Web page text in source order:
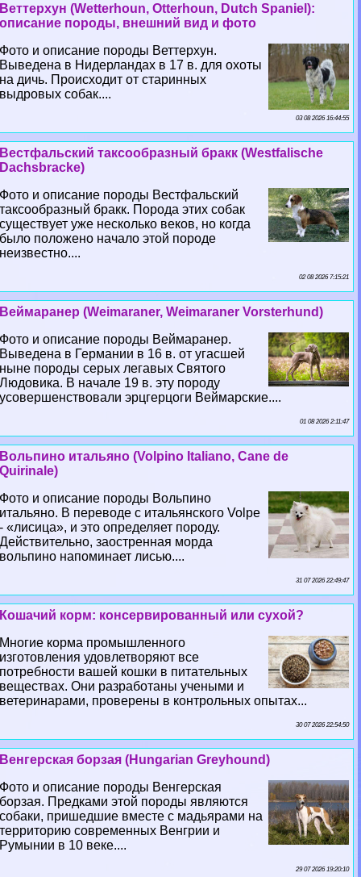
Веттерхун (Wetterhoun, Otterhoun, Dutch Spaniel):
описание породы, внешний вид и фото
Фото и описание породы Веттерхун.
Выведена в Нидерландах в 17 в. для охоты
на дичь. Происходит от старинных
выдровых собак....
03 08 2026 16:44:55
Вестфальский таксообразный бpaкк (Westfalische
Dachsbracke)
Фото и описание породы Вестфальский
таксообразный бpaкк. Порода этих собак
существует уже несколько веков, но когда
было положено начало этой породе
неизвестно....
02 08 2026 7:15:21
Веймаранер (Weimaraner, Weimaraner Vorsterhund)
Фото и описание породы Веймаранер.
Выведена в Германии в 16 в. от угасшей
ныне породы серых легавых Святого
Людовика. В начале 19 в. эту породу
усовершенствовали эрцгерцоги Веймарские....
01 08 2026 2:11:47
Вольпино итальяно (Volpino Italiano, Cane de
Quirinale)
Фото и описание породы Вольпино
итальяно. В переводе с итальянского Volpe
- «лисица», и это определяет породу.
Действительно, заостренная морда
вольпино напоминает лисью....
31 07 2026 22:49:47
Кошачий корм: консервированный или сухой?
Многие корма промышленного
изготовления удовлетворяют все
потребности вашей кошки в питательных
веществах. Они разработаны учеными и
ветеринарами, проверены в контрольных опытах...
30 07 2026 22:54:50
Венгерская борзая (Hungarian Greyhound)
Фото и описание породы Венгерская
борзая. Предками этой породы являются
собаки, пришедшие вместе с мадьярами на
территорию современных Венгрии и
Румынии в 10 веке....
29 07 2026 19:20:10